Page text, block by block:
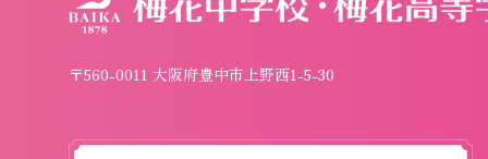
〒560-0011 大阪府豊中市上野西1-5-30